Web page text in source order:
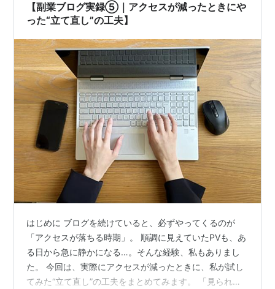
【副業ブログ実録⑤｜アクセスが減ったときにや
った“立て直し”の工夫】
はじめに ブログを続けていると、必ずやってくるのが
「アクセスが落ちる時期」。 順調に見えていたPVも、あ
る日から急に静かになる…。そんな経験、私もありまし
た。 今回は、実際にアクセスが減ったときに、私が試し
てみた“立て直し”の工夫をまとめてみます。 「見られて